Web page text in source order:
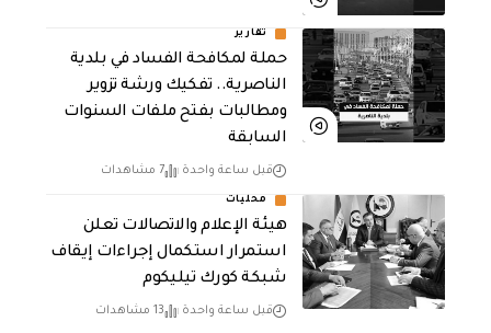
تقارير
حملة لمكافحة الفساد في بلدية
الناصرية.. تفكيك ورشة تزوير
ومطالبات بفتح ملفات السنوات
السابقة
قبل ساعة واحدة 7 مشاهدات
محليات
هيئة الإعلام والاتصالات تعلن
استمرار استكمال إجراءات إيقاف
شبكة كورك تيليكوم
قبل ساعة واحدة 13 مشاهدات